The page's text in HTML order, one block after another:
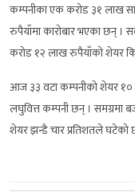
कम्पनीका एक करोड ३१ लाख
रुपैयाँमा कारोबार भएका छन् ।
करोड १२ लाख रुपैयाँको शेयर
आज ३३ वटा कम्पनीको शेयर १०
लघुवित्त कम्पनी छन् । समग्रमा
शेयर झन्डै चार प्रतिशतले घटेको